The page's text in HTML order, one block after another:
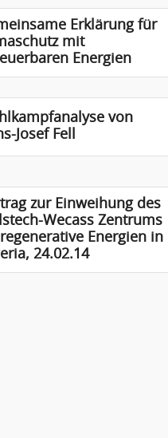
Erklärung für
mit
Energien
von
Josef Fell
zur Einweihung des
Wecass Zentrums
Energien in
24.02.14